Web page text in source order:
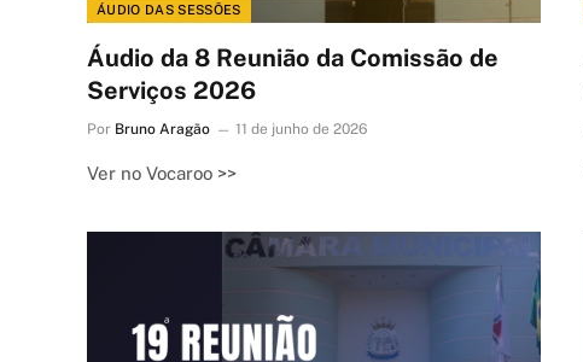
ÁUDIO DAS SESSÕES
Áudio da 8 Reunião da Comissão de
Serviços 2026
Por Bruno Aragão 11 de junho de 2026
Ver no Vocaroo >>